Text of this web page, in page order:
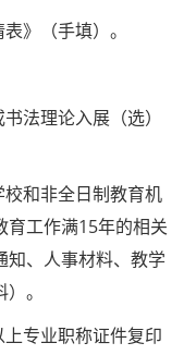
》（手填）。
法理论入展（选）
和非全日制教育机
育工作满15年的相关
知、人事材料、教学
。
专业职称证件复印